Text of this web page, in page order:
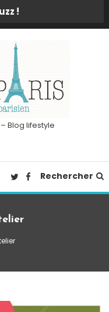
!
Blog lifestyle
Rechercher